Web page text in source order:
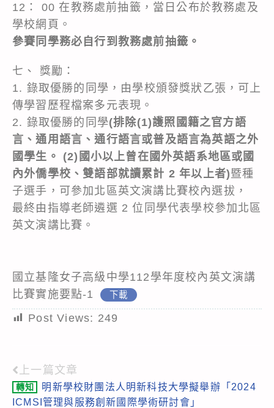
12： 00 在教務處前抽籤，當日公布於教務處及
學校網頁。
參賽同學務必自行到教務處前抽籤。
七、 獎勵：
1. 錄取優勝的同學，由學校頒發獎狀乙張，可上
傳學習歷程檔案多元表現。
2. 錄取優勝的同學(排除(1)護照國籍之官方語
言、通用語言、通行語言或普及語言為英語之外
國學生。 (2)國小以上曾在國外英語系地區或國
內外僑學校、雙語部就讀累計 2 年以上者)暨種
子選手，可參加北區英文演講比賽校內選拔，
最終由指導老師遴選 2 位同學代表學校參加北區
英文演講比賽。
國立基隆女子高級中學112學年度校內英文演講
比賽實施要點-1
下載
Post Views: 249
Read
more
上一篇文章
轉知
明新學校財團法人明新科技大學擬舉辦「2024
ICMSI管理與服務創新國際學術研討會」